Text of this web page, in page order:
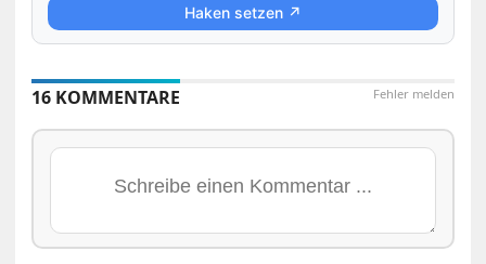
Haken setzen ↗
Fehler melden
16 KOMMENTARE